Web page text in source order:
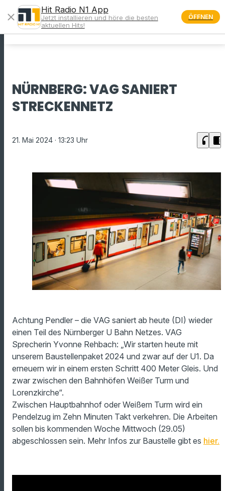
menu
NÜRNBERG: VAG SANIERT
STRECKENNETZ
21. Mai 2024 · 13:23 Uhr headphones chrome_reader_mode
Achtung Pendler – die VAG saniert ab heute (DI) wieder
einen Teil des Nürnberger U Bahn Netzes. VAG
Sprecherin Yvonne Rehbach: „Wir starten heute mit
unserem Baustellenpaket 2024 und zwar auf der U1. Da
erneuern wir in einem ersten Schritt 400 Meter Gleis. Und
zwar zwischen den Bahnhöfen Weißer Turm und
Lorenzkirche“.
Zwischen Hauptbahnhof oder Weißem Turm wird ein
Pendelzug im Zehn Minuten Takt verkehren. Die Arbeiten
sollen bis kommenden Woche Mittwoch (29.05)
abgeschlossen sein. Mehr Infos zur Baustelle gibt es hier.
close
Hit Radio N1 App
Jetzt installieren und höre die besten
aktuellen Hits!
ÖFFNEN